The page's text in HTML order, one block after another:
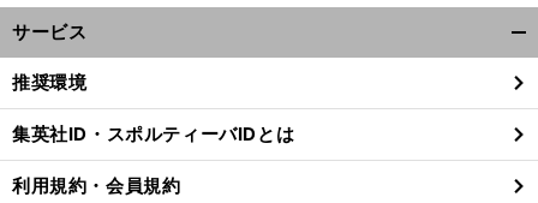
サービス
閉
る
推奨環境
集英社ID・スポルティーバIDとは
利用規約・会員規約